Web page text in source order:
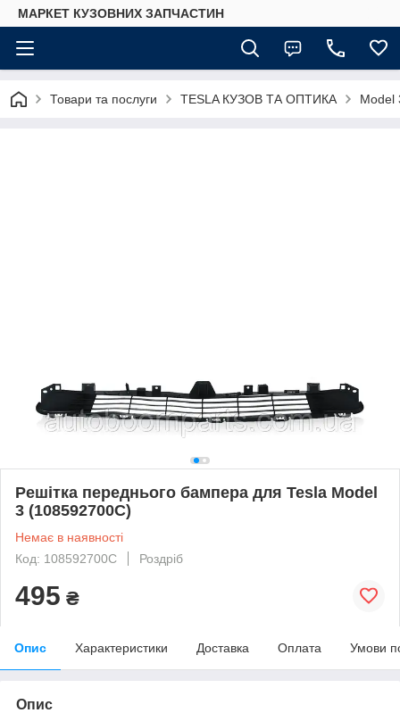
МАРКЕТ КУЗОВНИХ ЗАПЧАСТИН
Товари та послуги TESLA КУЗОВ ТА ОПТИКА Model
Решітка переднього бампера для Tesla Model
3 (108592700C)
Немає в наявності
Код: 108592700C
Роздріб
495 ₴
Опис Характеристики Доставка Оплата Умови
Опис